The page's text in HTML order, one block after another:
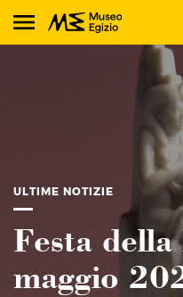
Cerca nel sito del Museo
ULTIME NOTIZIE
Festa
maggio